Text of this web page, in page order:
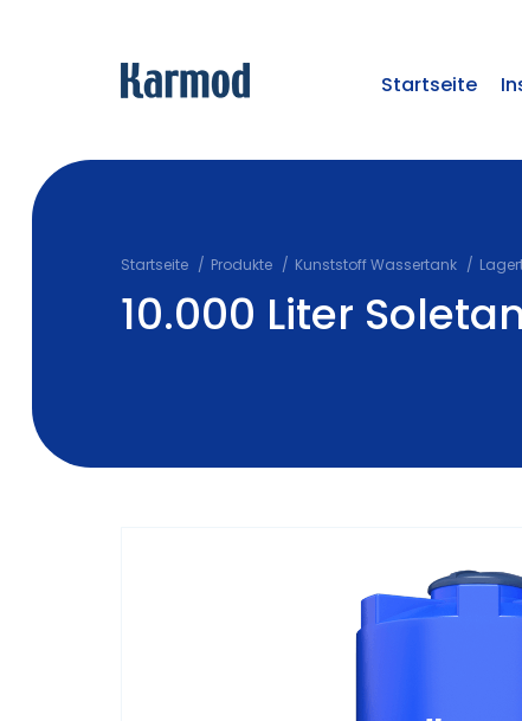
Startseite
Startseite Produkte Kunststoff Wassertank
10.000 Liter